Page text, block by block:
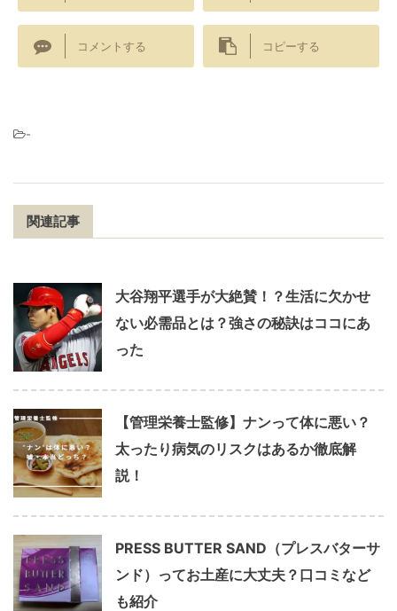
コメントする コピーする
-
関連記事
大谷翔平選手が大絶賛！？生活に欠かせ
ない必需品とは？強さの秘訣はココにあ
った
【管理栄養士監修】ナンって体に悪い？
太ったり病気のリスクはあるか徹底解
説！
PRESS BUTTER SAND（プレスバターサ
ンド）ってお土産に大丈夫？口コミなど
も紹介